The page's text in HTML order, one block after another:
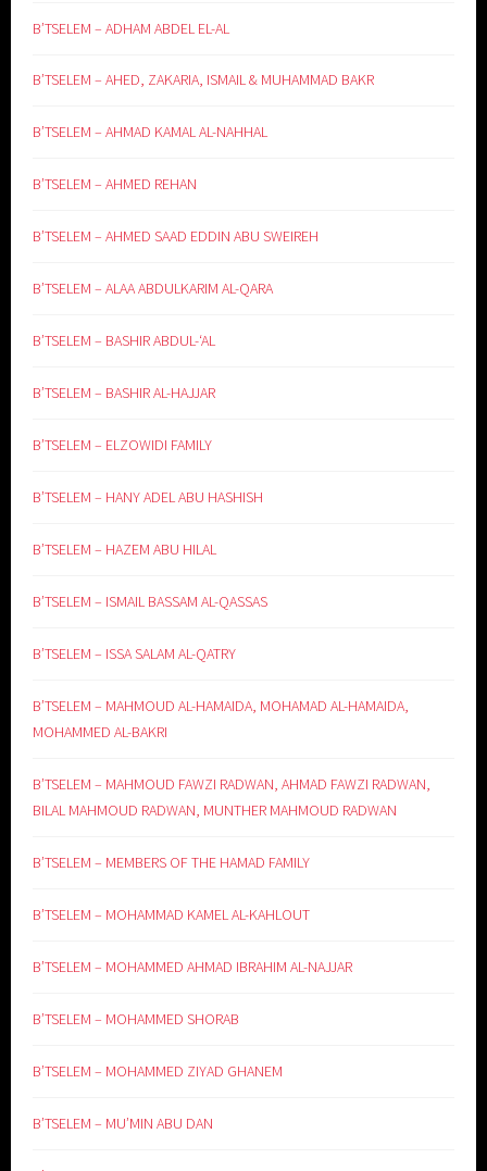
B’TSELEM – ADHAM ABDEL EL-AL
B’TSELEM – AHED, ZAKARIA, ISMAIL & MUHAMMAD BAKR
B’TSELEM – AHMAD KAMAL AL-NAHHAL
B’TSELEM – AHMED REHAN
B’TSELEM – AHMED SAAD EDDIN ABU SWEIREH
B’TSELEM – ALAA ABDULKARIM AL-QARA
B’TSELEM – BASHIR ABDUL-‘AL
B’TSELEM – BASHIR AL-HAJJAR
B’TSELEM – ELZOWIDI FAMILY
B’TSELEM – HANY ADEL ABU HASHISH
B’TSELEM – HAZEM ABU HILAL
B’TSELEM – ISMAIL BASSAM AL-QASSAS
B’TSELEM – ISSA SALAM AL-QATRY
B’TSELEM – MAHMOUD AL-HAMAIDA, MOHAMAD AL-HAMAIDA,
MOHAMMED AL-BAKRI
B’TSELEM – MAHMOUD FAWZI RADWAN, AHMAD FAWZI RADWAN,
BILAL MAHMOUD RADWAN, MUNTHER MAHMOUD RADWAN
B’TSELEM – MEMBERS OF THE HAMAD FAMILY
B’TSELEM – MOHAMMAD KAMEL AL-KAHLOUT
B’TSELEM – MOHAMMED AHMAD IBRAHIM AL-NAJJAR
B’TSELEM – MOHAMMED SHORAB
B’TSELEM – MOHAMMED ZIYAD GHANEM
B’TSELEM – MU’MIN ABU DAN